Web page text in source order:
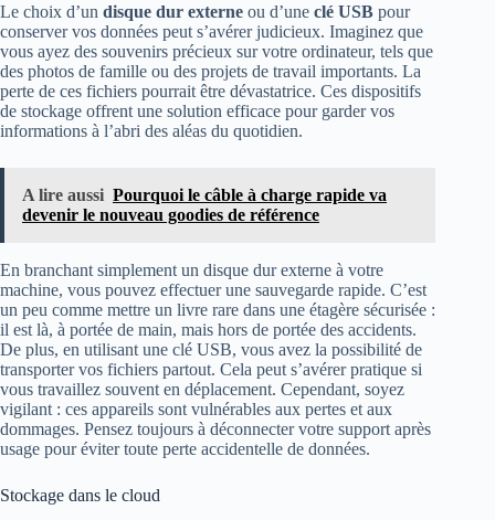
Le choix d’un disque dur externe ou d’une clé USB pour
conserver vos données peut s’avérer judicieux. Imaginez que
vous ayez des souvenirs précieux sur votre ordinateur, tels que
des photos de famille ou des projets de travail importants. La
perte de ces fichiers pourrait être dévastatrice. Ces dispositifs
de stockage offrent une solution efficace pour garder vos
informations à l’abri des aléas du quotidien.
A lire aussi Pourquoi le câble à charge rapide va
devenir le nouveau goodies de référence
En branchant simplement un disque dur externe à votre
machine, vous pouvez effectuer une sauvegarde rapide. C’est
un peu comme mettre un livre rare dans une étagère sécurisée :
il est là, à portée de main, mais hors de portée des accidents.
De plus, en utilisant une clé USB, vous avez la possibilité de
transporter vos fichiers partout. Cela peut s’avérer pratique si
vous travaillez souvent en déplacement. Cependant, soyez
vigilant : ces appareils sont vulnérables aux pertes et aux
dommages. Pensez toujours à déconnecter votre support après
usage pour éviter toute perte accidentelle de données.
Stockage dans le cloud